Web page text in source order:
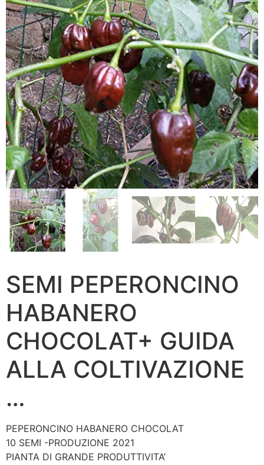
SEMI PEPERONCINO
HABANERO
CHOCOLAT+ GUIDA
ALLA COLTIVAZIONE
…
PEPERONCINO HABANERO CHOCOLAT
10 SEMI -PRODUZIONE 2021
PIANTA DI GRANDE PRODUTTIVITA’